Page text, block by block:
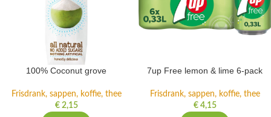
100% Coconut grove
Frisdrank, sappen, koffie, thee
€2,15
7up Free lemon & lime 6-pack
Frisdrank, sappen, koffie, thee
€4,15